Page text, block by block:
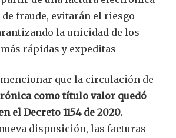
de fraude, evitarán el riesgo
la unicidad de los
rápidas y expeditas
que la circulación de
como título valor quedó
el Decreto 1154 de 2020.
disposición, las facturas